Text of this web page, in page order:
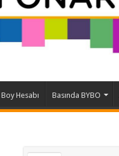
Boy Hesabı Basında BYBO